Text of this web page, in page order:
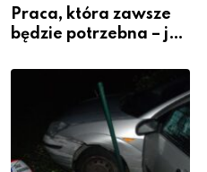
Praca, która zawsze
będzie potrzebna – jak
zawodem przyszłości i
gdzie się go nauczyć?